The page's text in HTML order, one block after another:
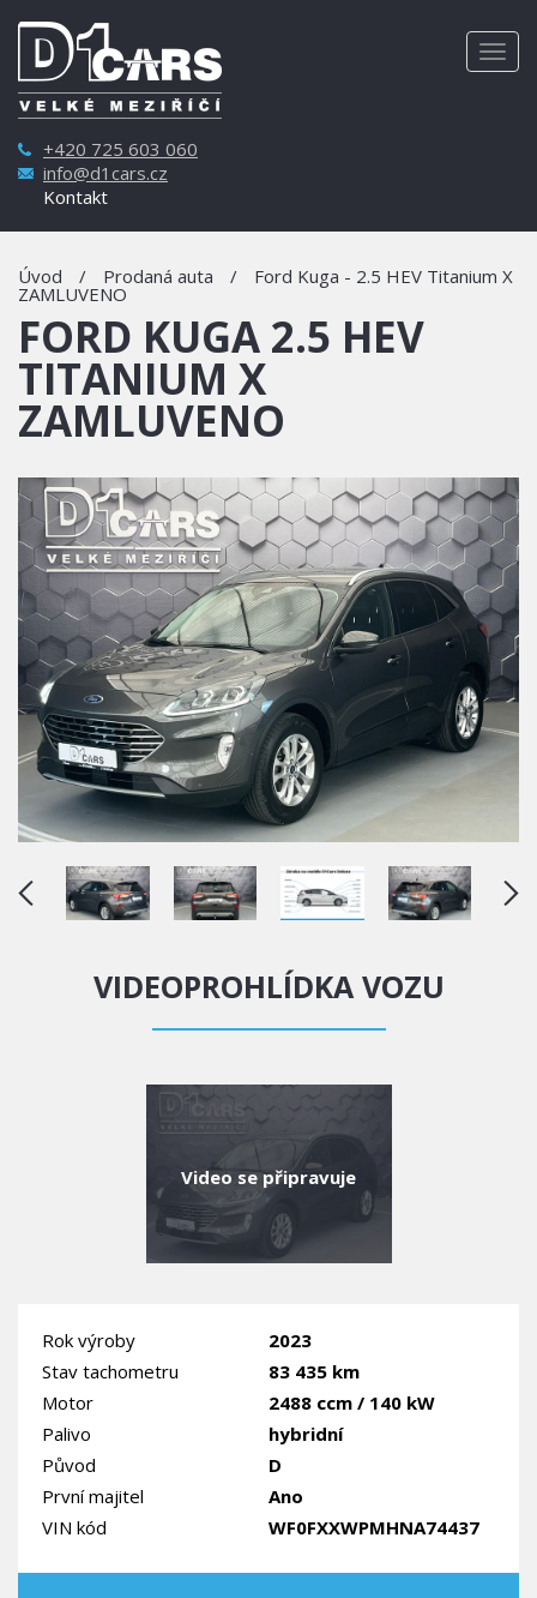
+420 725 603 060
info@d1cars.cz
Kontakt
Úvod / Prodaná auta / Ford Kuga - 2.5 HEV Titanium X
ZAMLUVENO
FORD KUGA 2.5 HEV
TITANIUM X
ZAMLUVENO
VIDEOPROHLÍDKA VOZU
Video se připravuje
Rok výroby
2023
Stav tachometru
83 435 km
Motor
2488 ccm / 140 kW
Palivo
hybridní
Původ
D
První majitel
Ano
VIN kód
WF0FXXWPMHNA74437